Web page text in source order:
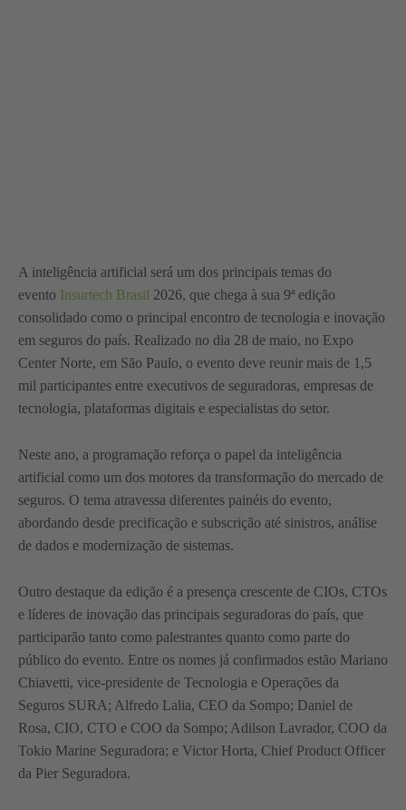
A inteligência artificial será um dos principais temas do
evento Insurtech Brasil 2026, que chega à sua 9ª edição
consolidado como o principal encontro de tecnologia e inovação
em seguros do país. Realizado no dia 28 de maio, no Expo
Center Norte, em São Paulo, o evento deve reunir mais de 1,5
mil participantes entre executivos de seguradoras, empresas de
tecnologia, plataformas digitais e especialistas do setor.
Neste ano, a programação reforça o papel da inteligência
artificial como um dos motores da transformação do mercado de
seguros. O tema atravessa diferentes painéis do evento,
abordando desde precificação e subscrição até sinistros, análise
de dados e modernização de sistemas.
Outro destaque da edição é a presença crescente de CIOs, CTOs
e líderes de inovação das principais seguradoras do país, que
participarão tanto como palestrantes quanto como parte do
público do evento. Entre os nomes já confirmados estão Mariano
Chiavetti, vice-presidente de Tecnologia e Operações da
Seguros SURA; Alfredo Lalia, CEO da Sompo; Daniel de
Rosa, CIO, CTO e COO da Sompo; Adilson Lavrador, COO da
Tokio Marine Seguradora; e Victor Horta, Chief Product Officer
da Pier Seguradora.